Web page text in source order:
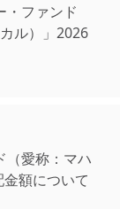
・ファンド
ル）」2026
（愛称：マハ
額について